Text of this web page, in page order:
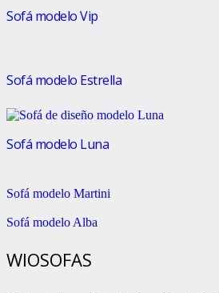
Sofá modelo Vip
Sofá modelo Estrella
Sofá modelo Luna
Sofá modelo Martini
Sofá modelo Alba
WIOSOFAS